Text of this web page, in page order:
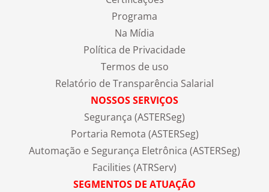
Programa
Na Mídia
Política de Privacidade
Termos de uso
Relatório de Transparência Salarial
NOSSOS SERVIÇOS
Segurança (ASTERSeg)
Portaria Remota (ASTERSeg)
Automação e Segurança Eletrônica (ASTERSeg)
Facilities (ATRServ)
SEGMENTOS DE ATUAÇÃO